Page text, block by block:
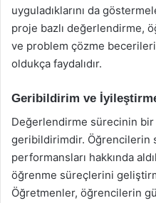
uyguladıklarını da
proje bazlı değerlendirme,
ve problem çözme
oldukça faydalıdır.
Geribildirim ve
Değerlendirme sürecinin
geribildirimdir. Öğrencilerin
performansları hakkında
öğrenme süreçlerini
Öğretmenler, öğrencilerin